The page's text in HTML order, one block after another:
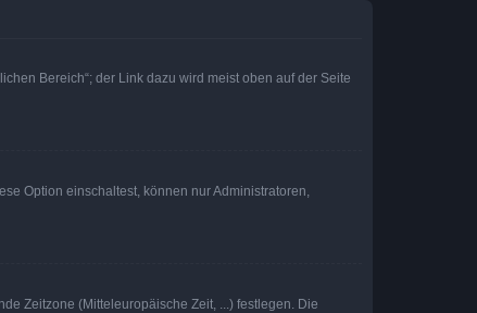
Bereich“; der Link dazu wird meist oben auf der Seite
Option einschaltest, können nur Administratoren,
Zeitzone (Mitteleuropäische Zeit, ...) festlegen. Die